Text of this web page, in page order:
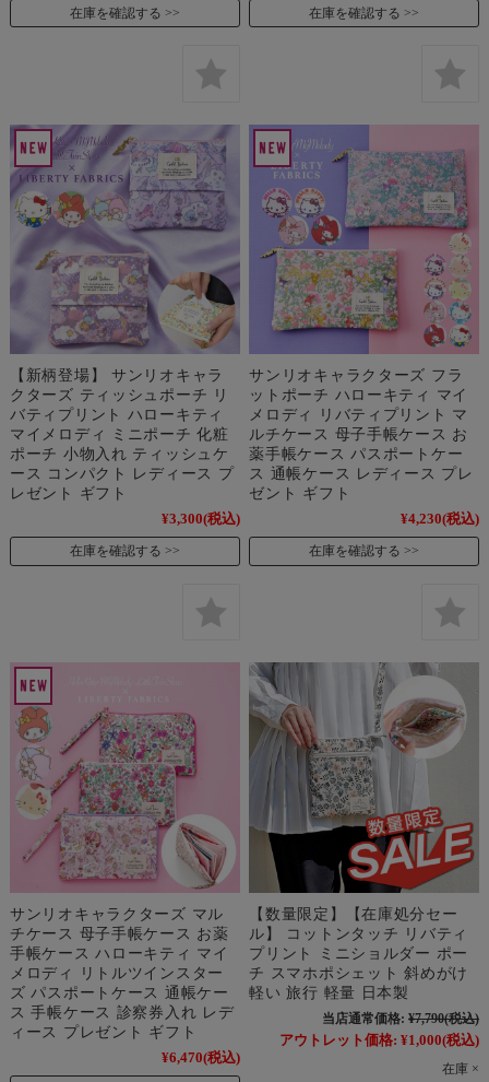
在庫を確認する 在庫を確認する
【新柄登場】 サンリオキャラ
クターズ ティッシュポーチ リ
バティプリント ハローキティ
マイメロディ ミニポーチ 化粧
ポーチ 小物入れ ティッシュケ
ース コンパクト レディース プ
レゼント ギフト
¥3,300(税込)
在庫を確認する
サンリオキャラクターズ フラ
ットポーチ ハローキティ マイ
メロディ リバティプリント マ
ルチケース 母子手帳ケース お
薬手帳ケース パスポートケー
ス 通帳ケース レディース プレ
ゼント ギフト
¥4,230(税込)
在庫を確認する
サンリオキャラクターズ マル
チケース 母子手帳ケース お薬
手帳ケース ハローキティ マイ
メロディ リトルツインスター
ズ パスポートケース 通帳ケー
ス 手帳ケース 診察券入れ レデ
ィース プレゼント ギフト
¥6,470(税込)
【数量限定】【在庫処分セー
ル】 コットンタッチ リバティ
プリント ミニショルダー ポー
チ スマホポシェット 斜めがけ
軽い 旅行 軽量 日本製
当店通常価格: ¥7,790(税込)
アウトレット価格: ¥1,000(税込)
在庫 ×